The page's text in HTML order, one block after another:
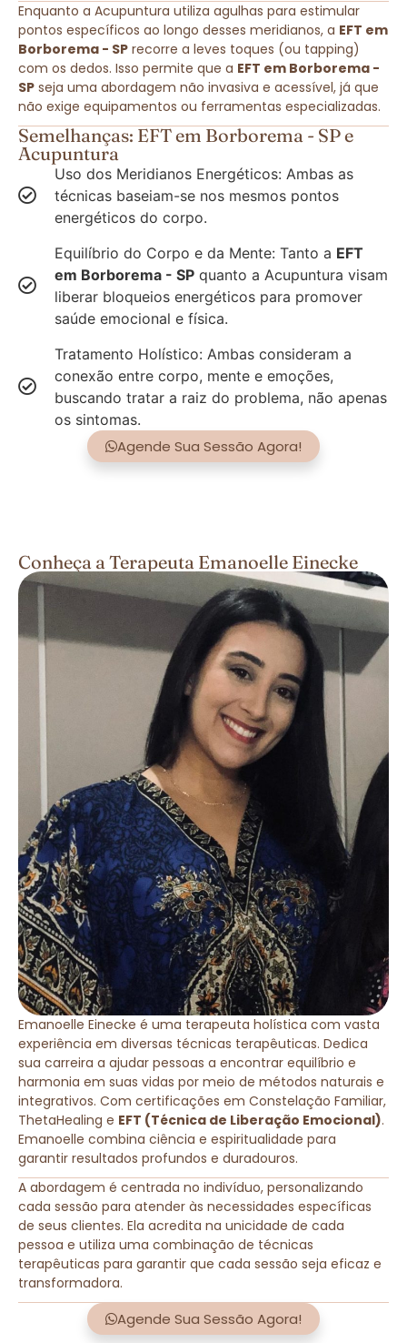
Enquanto a Acupuntura utiliza agulhas para estimular
pontos específicos ao longo desses meridianos, a EFT em
Borborema - SP recorre a leves toques (ou tapping)
com os dedos. Isso permite que a EFT em Borborema -
SP seja uma abordagem não invasiva e acessível, já que
não exige equipamentos ou ferramentas especializadas.
Semelhanças: EFT em Borborema - SP e
Acupuntura
Uso dos Meridianos Energéticos: Ambas as
técnicas baseiam-se nos mesmos pontos
energéticos do corpo.
Equilíbrio do Corpo e da Mente: Tanto a EFT
em Borborema - SP quanto a Acupuntura visam
liberar bloqueios energéticos para promover
saúde emocional e física.
Tratamento Holístico: Ambas consideram a
conexão entre corpo, mente e emoções,
buscando tratar a raiz do problema, não apenas
os sintomas.
Agende Sua Sessão Agora!
Conheça a Terapeuta Emanoelle Einecke
Emanoelle Einecke é uma terapeuta holística com vasta
experiência em diversas técnicas terapêuticas. Dedica
sua carreira a ajudar pessoas a encontrar equilíbrio e
harmonia em suas vidas por meio de métodos naturais e
integrativos. Com certificações em Constelação Familiar,
ThetaHealing e EFT (Técnica de Liberação Emocional).
Emanoelle combina ciência e espiritualidade para
garantir resultados profundos e duradouros.
A abordagem é centrada no indivíduo, personalizando
cada sessão para atender às necessidades específicas
de seus clientes. Ela acredita na unicidade de cada
pessoa e utiliza uma combinação de técnicas
terapêuticas para garantir que cada sessão seja eficaz e
transformadora.
Agende Sua Sessão Agora!